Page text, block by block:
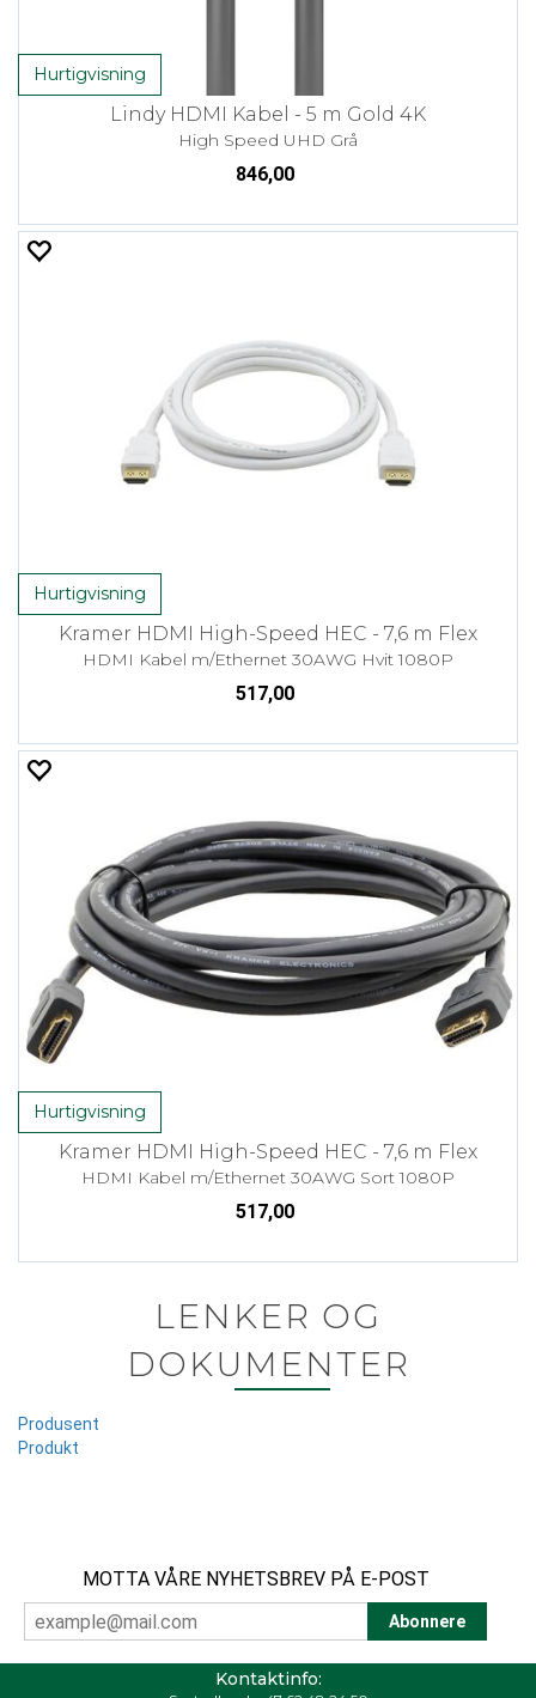
Hurtigvisning
Lindy HDMI Kabel - 5 m Gold 4K
High Speed UHD Grå
846,00
Hurtigvisning
Kramer HDMI High-Speed HEC - 7,6 m Flex
HDMI Kabel m/Ethernet 30AWG Hvit 1080P
517,00
Hurtigvisning
Kramer HDMI High-Speed HEC - 7,6 m Flex
HDMI Kabel m/Ethernet 30AWG Sort 1080P
517,00
LENKER OG
DOKUMENTER
Produsent
Produkt
MOTTA VÅRE NYHETSBREV PÅ E-POST
Kontaktinfo: